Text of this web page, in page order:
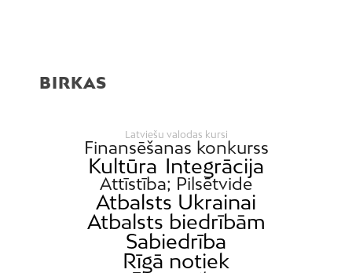
BIRKAS
Latviešu valodas kursi
Finansēšanas konkurss
Kultūra Integrācija
Attīstība; Pilsētvide
Atbalsts Ukrainai
Atbalsts biedrībām
Sabiedrība
Rīgā notiek